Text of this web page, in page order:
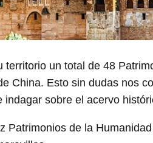
un total de 48
China. Esto sin dudas nos
sobre el acervo
Patrimonios de la